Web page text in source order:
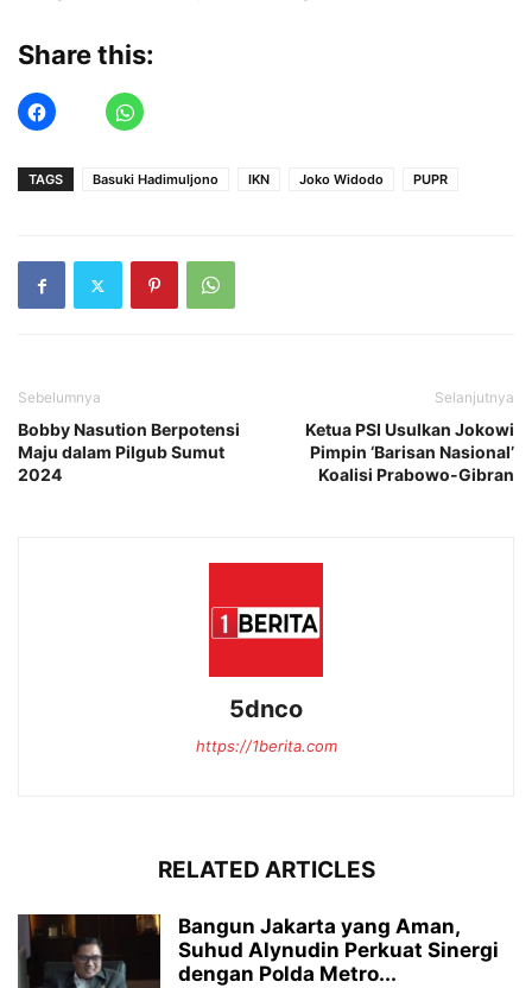
Share this:
TAGS Basuki Hadimuljono IKN Joko Widodo PUPR
Sebelumnya
Bobby Nasution Berpotensi
Maju dalam Pilgub Sumut
2024
Selanjutnya
Ketua PSI Usulkan Jokowi
Pimpin ‘Barisan Nasional’
Koalisi Prabowo-Gibran
5dnco
https://1berita.com
RELATED ARTICLES
Bangun Jakarta yang Aman,
Suhud Alynudin Perkuat Sinergi
dengan Polda Metro...